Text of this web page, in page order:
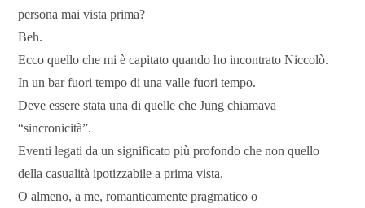
persona mai vista prima?
Beh.
Ecco quello che mi è capitato quando ho incontrato Niccolò.
In un bar fuori tempo di una valle fuori tempo.
Deve essere stata una di quelle che Jung chiamava
“sincronicità”.
Eventi legati da un significato più profondo che non quello
della casualità ipotizzabile a prima vista.
O almeno, a me, romanticamente pragmatico o